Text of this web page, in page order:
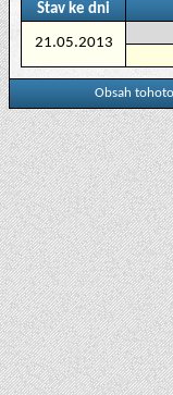
Stav ke dni
21.05.2013
Obsah